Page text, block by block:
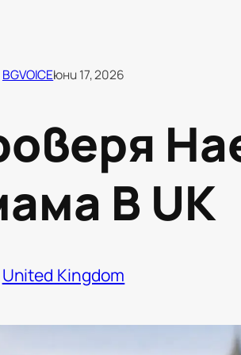
BGVOICEюни 17, 2026
В UK
United Kingdom